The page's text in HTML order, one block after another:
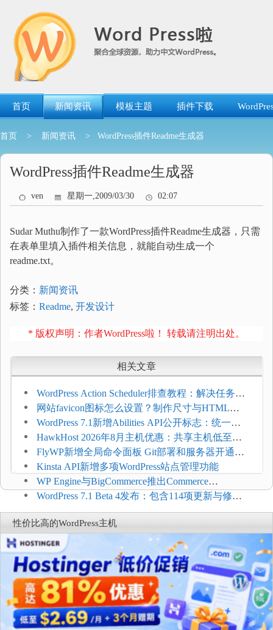
首页 新闻资讯 模板主题 插件下载
首页 > 新闻资讯 > WordPress插件Readme生成器
WordPress插件Readme生成器
ven 星期一,2009/03/30 02:07
Sudar Muthu制作了一款WordPress插件Readme生成器，只需
在表单里填入插件相关信息，就能自动生成一个
readme.txt。
分类： 新闻资讯
标签： Readme, 开发设计
* 版权声明：作者WordPress啦！ 转载请注明出处。
相关文章
WordPress Action Scheduler排查教程：解决任务积
压和订单延迟
网站favicon图标怎么设置？制作尺寸与HTML添
加方法
WordPress 7.1新增Abilities API公开标志：统一支
持REST API、MCP与AI代理
HawkHost 2026年8月主机优惠：共享主机低至
$2.61/月，高性能主机同步折扣
FlyWP新增全局命令面板 Git部署和服务器开通更
方便
Kinsta API新增多项WordPress站点管理功能
WP Engine与BigCommerce推出Commerce
Connect：WordPress商店可保留前台体验并扩展电
商能力
WordPress 7.1 Beta 4发布：包含114项更新与修
复，仅建议在测试环境体验
性价比高的WordPress主机